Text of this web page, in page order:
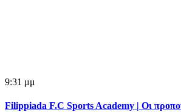
9:31 μμ
Filippiada F.C Sports Academy | Οι